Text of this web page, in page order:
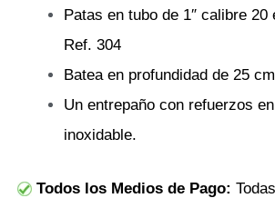
Patas en tubo de 1″ calibre
Ref. 304
Batea en profundidad de 25
Un entrepaño con refuerzos
inoxidable.
Todos los Medios de Pago: